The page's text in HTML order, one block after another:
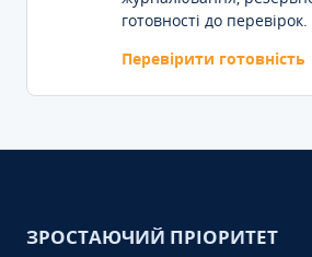
готовності до перевірок.
Перевірити готовність
ЗРОСТАЮЧИЙ ПРІОРИТЕТ